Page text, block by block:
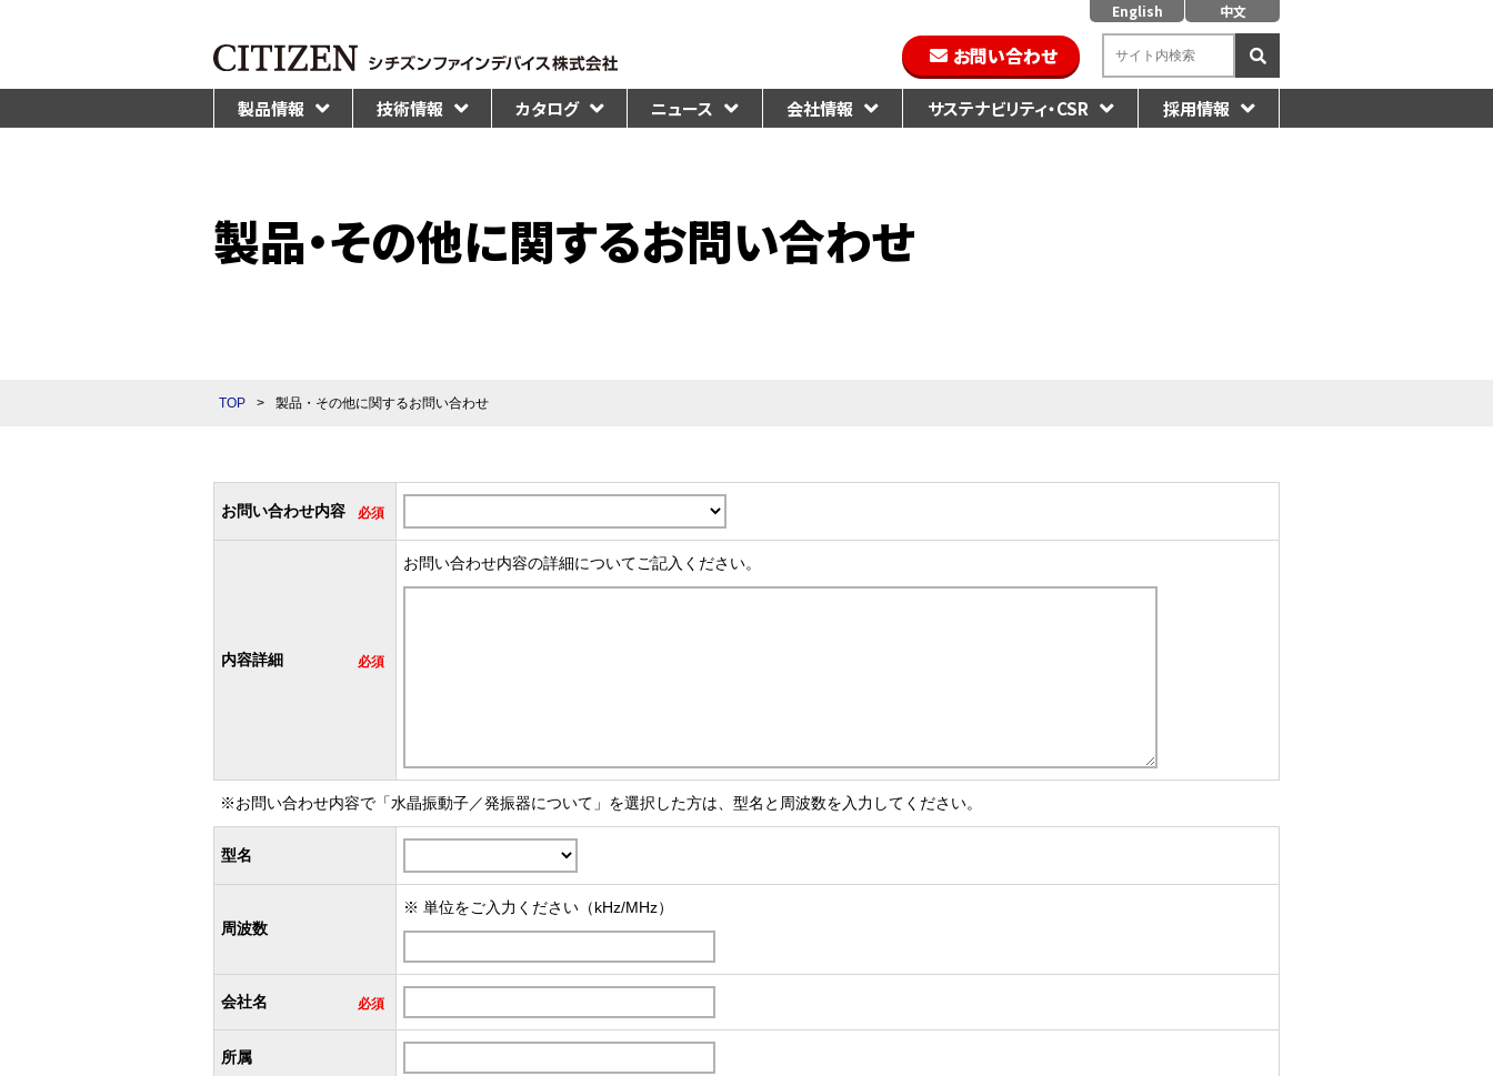
English 中文
お問い合わせ
製品情報 技術情報 カタログ ニュース 会社情報 サステナビリティ・CSR 採用情報
製品・その他に関するお問い合わせ
TOP > 製品・その他に関するお問い合わせ
お問い合わせ内容 必須
内容詳細 必須
お問い合わせ内容の詳細についてご記入ください。
※お問い合わせ内容で「水晶振動子／発振器について」を選択した方は、型名と周波数を入力してください。
型名
周波数
※ 単位をご入力ください（kHz/MHz）
会社名 必須
所属